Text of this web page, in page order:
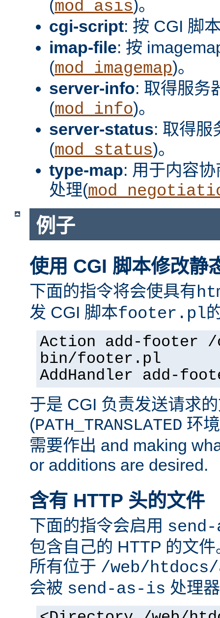
(mod_asis)。
cgi-script: 按 CGI 脚
imap-file: 按
(mod_imagemap)。
server-info: 取得服务
(mod_info)。
server-status: 取得服
(mod_status)。
type-map: 用于内容
处理(
例子
使用 CGI 脚本修改静
下面的指令将会使具有
发 CGI 脚本footer.pl
Action add-footer
bin/footer.pl
AddHandler add-
于是 CGI 负责发送请求
(PATH_TRANSLATED 环
需要作出 and making
or additions are desired.
含有 HTTP 头的文件
下面的指令会启用
包含自己的 HTTP 的文
所有位于 /web/
会被 send-as-is 处理